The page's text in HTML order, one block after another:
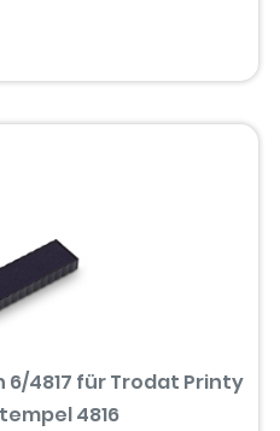
4817 für Trodat Printy
4816